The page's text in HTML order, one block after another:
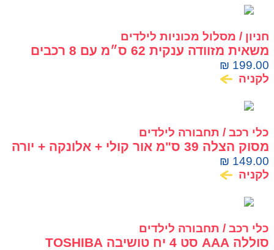
חניון / מסלול מכוניות לילדים
משאית מזוודה ענקית 62 ס״מ עם 8 רכבים
ומסוק Dickie Toys ₪ 199.00
לקניה
כלי רכב / תחבורה לילדים
מסוק הצלה 39 ס"מ אור קולי + אלונקה + יורה
קליעים ₪ 149.00
לקניה
כלי רכב / תחבורה לילדים
סוללה AAA סט 4 יח טושיבה TOSHIBA